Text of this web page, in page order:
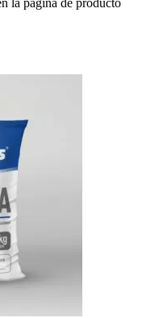
la página de producto